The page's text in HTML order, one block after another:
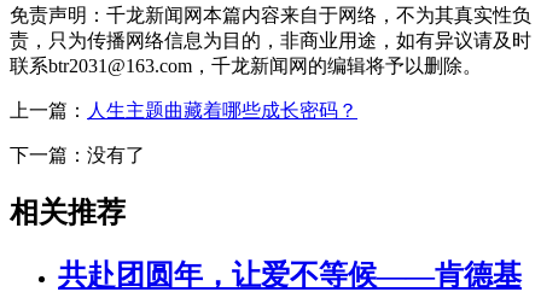
免责声明：千龙新闻网本篇内容来自于网络，不为其真实性负
责，只为传播网络信息为目的，非商业用途，如有异议请及时
联系btr2031@163.com，千龙新闻网的编辑将予以删除。
上一篇： 人生主题曲藏着哪些成长密码？
下一篇：没有了
相关推荐
共赴团圆年，让爱不等候——肯德基